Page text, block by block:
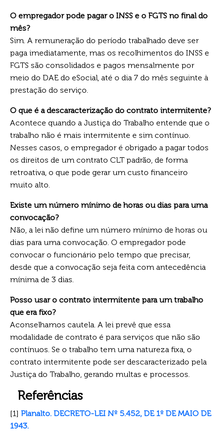
O empregador pode pagar o INSS e o FGTS no final do
mês?
Sim. A remuneração do período trabalhado deve ser
paga imediatamente, mas os recolhimentos do INSS e
FGTS são consolidados e pagos mensalmente por
meio do DAE do eSocial, até o dia 7 do mês seguinte à
prestação do serviço.
O que é a descaracterização do contrato intermitente?
Acontece quando a Justiça do Trabalho entende que o
trabalho não é mais intermitente e sim contínuo.
Nesses casos, o empregador é obrigado a pagar todos
os direitos de um contrato CLT padrão, de forma
retroativa, o que pode gerar um custo financeiro
muito alto.
Existe um número mínimo de horas ou dias para uma
convocação?
Não, a lei não define um número mínimo de horas ou
dias para uma convocação. O empregador pode
convocar o funcionário pelo tempo que precisar,
desde que a convocação seja feita com antecedência
mínima de 3 dias.
Posso usar o contrato intermitente para um trabalho
que era fixo?
Aconselhamos cautela. A lei prevê que essa
modalidade de contrato é para serviços que não são
contínuos. Se o trabalho tem uma natureza fixa, o
contrato intermitente pode ser descaracterizado pela
Justiça do Trabalho, gerando multas e processos.
Referências
[1] Planalto. DECRETO-LEI Nº 5.452, DE 1º DE MAIO DE
1943.